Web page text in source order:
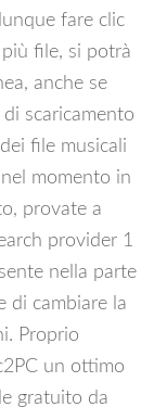
fare clic
file, si potrà
anche se
scaricamento
file musicali
momento in
provate a
provider 1
nella parte
di cambiare la
Proprio
un ottimo
gratuito da